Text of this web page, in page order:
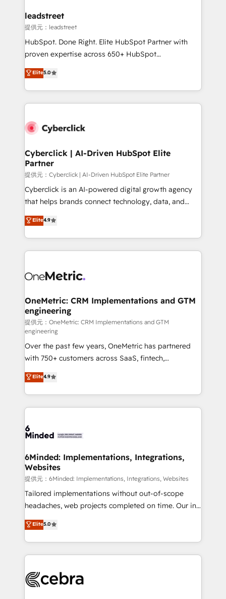
and technology for predictable, scalable revenue
growth. Our expertise spans RevOps, CRM and data
architecture, AI enablement, and strategic marketing,
delivered through our proprietary FLAIR framework
Partner and ISO 27001:2022 certified consultancy,
we blend strategy, creativity, and technology to help
leadstreet
提供元：leadstreet
HubSpot. Done Right. Elite HubSpot Partner with
proven expertise across 650+ HubSpot
implementations. With 12+ years of HubSpot
experience, we help you use the HubSpot platform
to its fullest capacity, improve your current HubSpot
website, or build your new one.
Elite5.0
Cyberclick | AI-Driven HubSpot Elite
Partner
提供元：Cyberclick | AI-Driven HubSpot Elite Partner
Cyberclick is an AI-powered digital growth agency
that helps brands connect technology, data, and
creativity to achieve measurable results. Founded in
Barcelona and operating across Spain, LATAM, and
the UK, we support global companies in building
smarter marketing, sales, and customer success
Iberia (Spain & Portugal), we combine human insight
growth. Our multidisciplinary team designs solutions
that simplify complexity, boost performance, and
turn innovation into real impact. 🌍 Highlights •
HubSpot Partner since 2012 • 2022 EMEA Impact
Award: Best Integration • 150+ successful HubSpot
projects • Clients in 30+ industries • Proprietary
technology for integrations • Multilingual team:
English, Spanish, Portuguese & Italian 👉 Grow
smarter with AI and HubSpot.
Elite4.9
OneMetric: CRM Implementations and GTM
engineering
提供元：OneMetric: CRM Implementations and GTM
engineering
Over the past few years, OneMetric has partnered
with 750+ customers across SaaS, fintech,
healthcare, real estate, and other industries. With
150+ HubSpot-certified experts, we deliver scalable
solutions to complex GTM and RevOps challenges.
Our Expertise 🔹 Onboarding & Implementation:
tailored to your GTM motion. 🔹 Migrations:
from other CRMs to HubSpot without data loss or
downtime. 🔹 RevOps Strategy: Align teams,
processes, and data to drive revenue efficiency. 🔹
Integrations: Connect HubSpot with your tech stack
for better adoption. 🔹 Custom Solutions: Build
SOC 2 Type II and ISO 27001 certified, reinforcing
our commitment to data security and compliance. At
Elite4.9
6Minded: Implementations, Integrations,
Websites
提供元：6Minded: Implementations, Integrations, Websites
Tailored implementations without out-of-scope
headaches, web projects completed on time. Our in-
house team of certified CRM architects, experts,
developers, designers, and marketers handles all
aspects of your HubSpot. ✨ 400+ global clients ✨
100+ seamless migrations from 15+ different CRMs
implementations, and 5,000+ pages ✨ CS: Clients
Elite5.0